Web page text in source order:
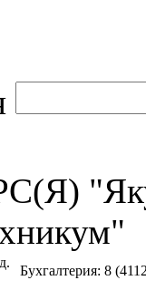
Бухгалтерия: 8